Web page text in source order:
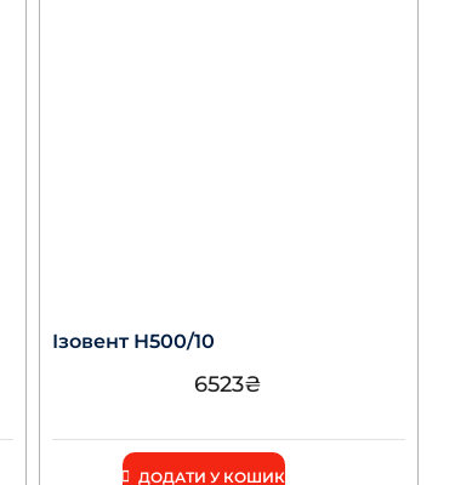
Ізовент Н500/10
6523₴
ДОДАТИ У КОШИК